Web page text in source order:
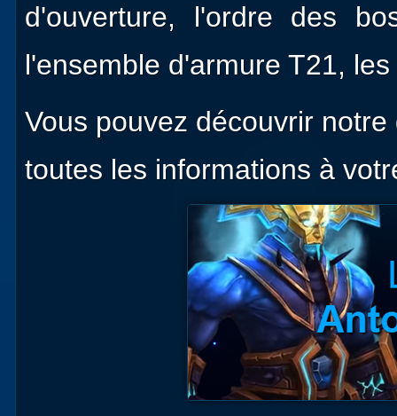
d'ouverture, l'ordre des
l'ensemble d'armure T21,
Vous pouvez découvrir
toutes les informations à